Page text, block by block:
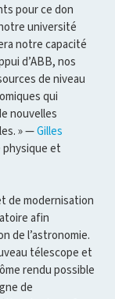
pour ce don
université
notre capacité
d’ABB, nos
de niveau
qui
nouvelles
» —Gilles
et
de modernisation
afin
de l’astronomie.
télescope et
rendu possible
de